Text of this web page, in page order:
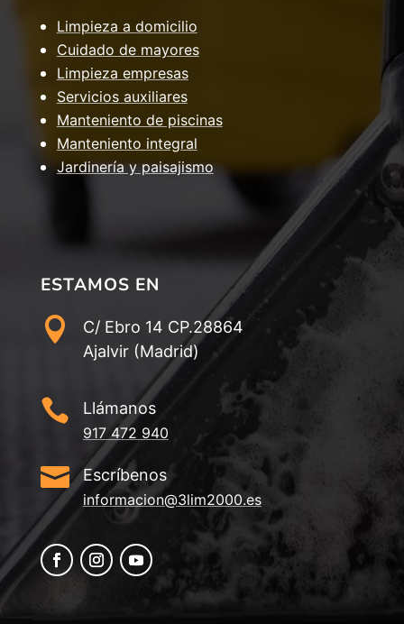
Limpieza a domicilio
Cuidado de mayores
Limpieza empresas
Servicios auxiliares
Manteniento de piscinas
Manteniento integral
Jardinería y paisajismo
ESTAMOS EN

C/ Ebro 14 CP.28864
Ajalvir (Madrid)
 Llámanos
917 472 940
 Escríbenos
informacion@3lim2000.es